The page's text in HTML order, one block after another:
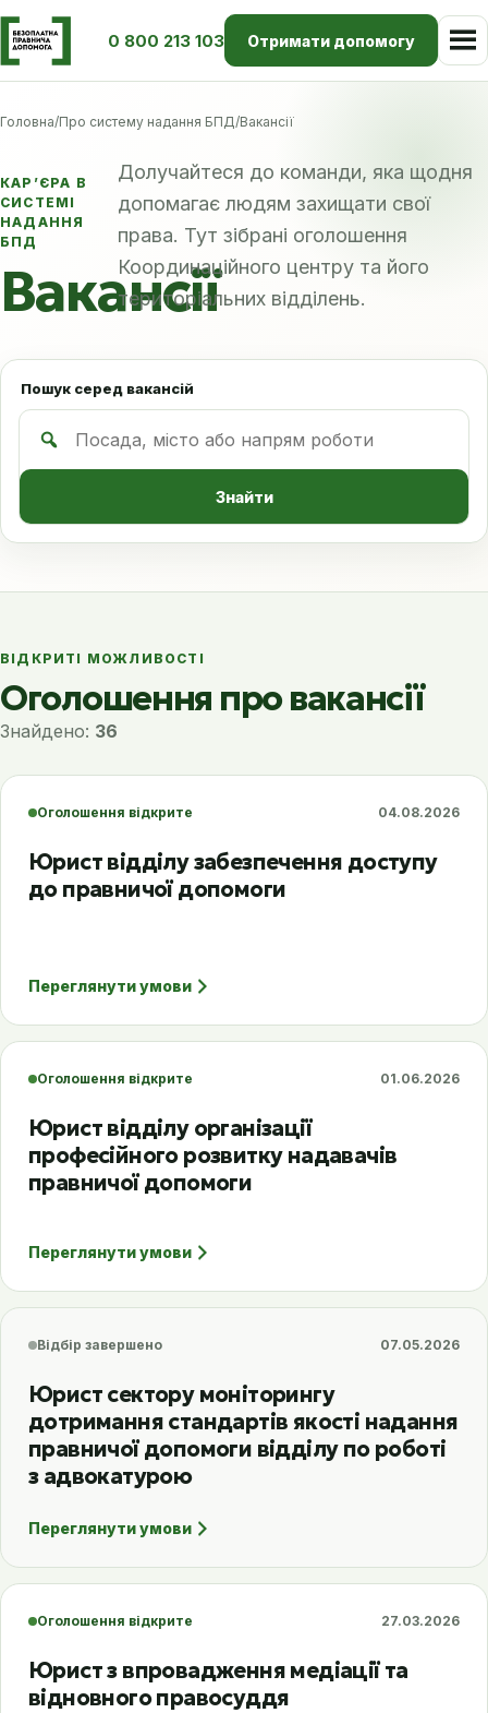
0 800 213 103 Отримати допомогу
Головна/Про систему надання БПД/Вакансії
КАР’ЄРА В
СИСТЕМІ
НАДАННЯ
БПД
Вакансії
Долучайтеся до команди, яка щодня
допомагає людям захищати свої
права. Тут зібрані оголошення
Координаційного центру та його
територіальних відділень.
Пошук серед вакансій
Знайти
ВІДКРИТІ МОЖЛИВОСТІ
Оголошення про вакансії
Знайдено: 36
Оголошення відкрите 04.08.2026
Юрист відділу забезпечення доступу
до правничої допомоги
Переглянути умови
Оголошення відкрите 01.06.2026
Юрист відділу організації
професійного розвитку надавачів
правничої допомоги
Переглянути умови
Відбір завершено 07.05.2026
Юрист сектору моніторингу
дотримання стандартів якості надання
правничої допомоги відділу по роботі
з адвокатурою
Переглянути умови
Оголошення відкрите 27.03.2026
Юрист з впровадження медіації та
відновного правосуддя